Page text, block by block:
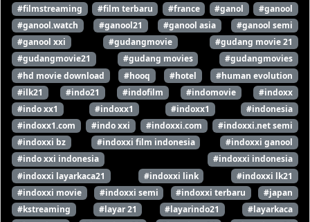
#filmstreaming
#film terbaru #france #ganol
#ganool
#ganool.watch
#ganool21 #ganool asia
#ganool semi
#ganool xxi
#gudangmovie
#gudang movie 21
#gudangmovie21
#gudang movies
#gudangmovies
#hd movie download
#hooq #hotel
#human evolution
#ilk21
#indo21 #indofilm #indomovie
#indoxx
#indo xx1
#indoxx1 #indoxx1
#indonesia
#indoxx1.com
#indo xxi #indoxxi.com
#indoxxi.net semi
#indoxxi bz
#indoxxi film indonesia
#indoxxi ganool
#indo xxi indonesia
#indoxxi indonesia
#indoxxi layarkaca21
#indoxxi link
#indoxxi lk21
#indoxxi movie
#indoxxi semi #indoxxi terbaru
#japan
#kstreaming
#layar 21 #layarindo21
#layarkaca